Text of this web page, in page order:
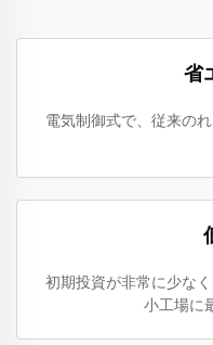
省
電気制御式で、従来の
初期投資が非常に少な
小工場に